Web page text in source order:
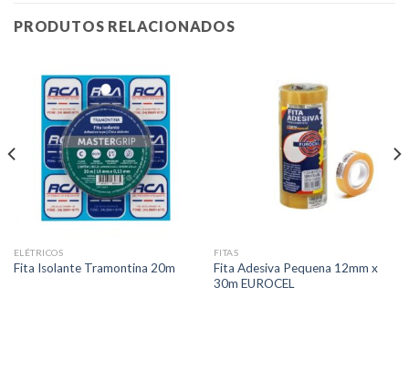
PRODUTOS RELACIONADOS
ELÉTRICOS
Fita Isolante Tramontina 20m
FITAS
Fita Adesiva Pequena 12mm x
30m EUROCEL